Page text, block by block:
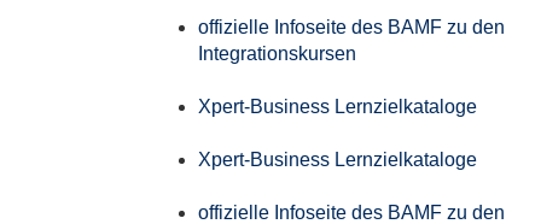
offizielle Infoseite des BAMF zu den
Integrationskursen
Xpert-Business Lernzielkataloge
Xpert-Business Lernzielkataloge
offizielle Infoseite des BAMF zu den